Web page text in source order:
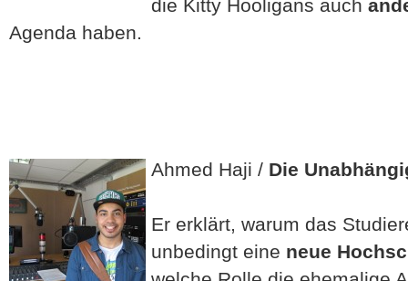
die Kitty Hooligans auch
Agenda haben.
Ahmed Haji / Die
Er erklärt, warum das
unbedingt eine neue